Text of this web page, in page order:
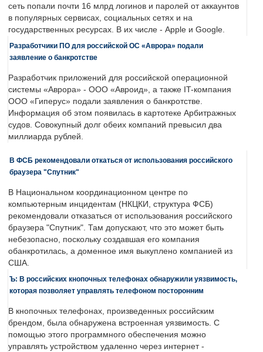
сеть попали почти 16 млрд логинов и паролей от аккаунтов
в популярных сервисах, социальных сетях и на
государственных ресурсах. В их числе - Apple и Google.
Разработчики ПО для российской ОС «Аврора» подали
заявление о банкротстве
Разработчик приложений для российской операционной
системы «Аврора» - ООО «Авроид», а также IT-компания
ООО «Гиперус» подали заявления о банкротстве.
Информация об этом появилась в картотеке Арбитражных
судов. Совокупный долг обеих компаний превысил два
миллиарда рублей.
В ФСБ рекомендовали откаться от использования российского
браузера "Спутник"
В Национальном координационном центре по
компьютерным инцидентам (НКЦКИ, структура ФСБ)
рекомендовали отказаться от использования российского
браузера "Спутник". Там допускают, что это может быть
небезопасно, поскольку создавшая его компания
обанкротилась, а доменное имя выкуплено компанией из
США.
Ъ: В российских кнопочных телефонах обнаружили уязвимость,
которая позволяет управлять телефоном посторонним
В кнопочных телефонах, произведенных российским
брендом, была обнаружена встроенная уязвимость. С
помощью этого программного обеспечения можно
управлять устройством удаленно через интернет -